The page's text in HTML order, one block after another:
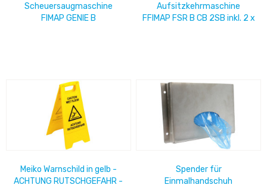
Scheuersaugmaschine
FIMAP GENIE B
Aufsitzkehrmaschine
FFIMAP FSR B CB 2SB inkl. 2 x
Meiko Warnschild in gelb -
ACHTUNG RUTSCHGEFAHR -
Spender für
Einmalhandschuh